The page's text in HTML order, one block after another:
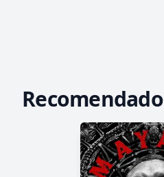
Recomendado